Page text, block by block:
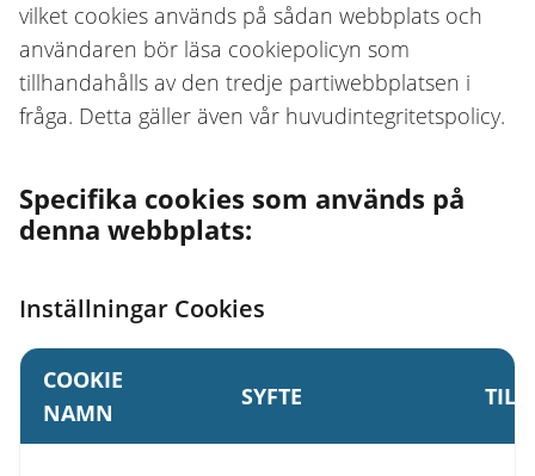
vilket cookies används på sådan webbplats och
användaren bör läsa cookiepolicyn som
tillhandahålls av den tredje partiwebbplatsen i
fråga. Detta gäller även vår huvudintegritetspolicy.
Specifika cookies som används på
denna webbplats:
Inställningar Cookies
COOKIE
NAMN
SYFTE